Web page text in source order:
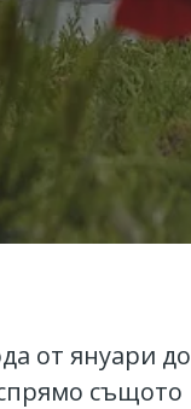
от януари до
същото